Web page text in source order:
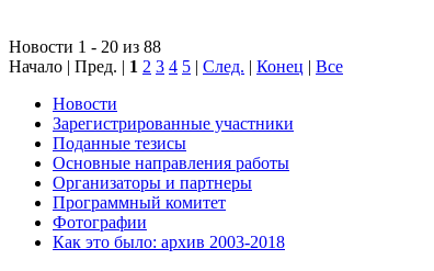
Новости 1 - 20 из 88
Начало | Пред. | 1 2 3 4 5 | След. | Конец | Все
Новости
Зарегистрированные участники
Поданные тезисы
Основные направления работы
Организаторы и партнеры
Программный комитет
Фотографии
Как это было: архив 2003-2018